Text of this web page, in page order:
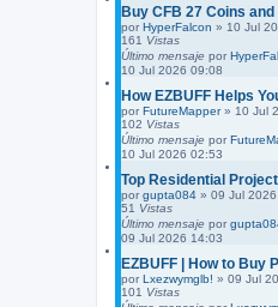
Buy CFB 27 Coins
por HyperFalcon » 10 Jul
161 Vistas
Último mensaje por
10 Jul 2026 09:08
How EZBUFF Helps
por FutureMapper» 10 Jul
102 Vistas
Último mensaje por
10 Jul 2026 02:53
Top Residential
por gupta084 » 09 Jul
51 Vistas
Último mensaje por
09 Jul 2026 14:03
EZBUFF | How to Buy
por Lxezwymglb! » 09 Jul
101 Vistas